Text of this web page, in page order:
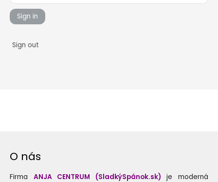
Sign in
Sign out
O nás
Firma ANJA CENTRUM (SladkýSpánok.sk) je moderná